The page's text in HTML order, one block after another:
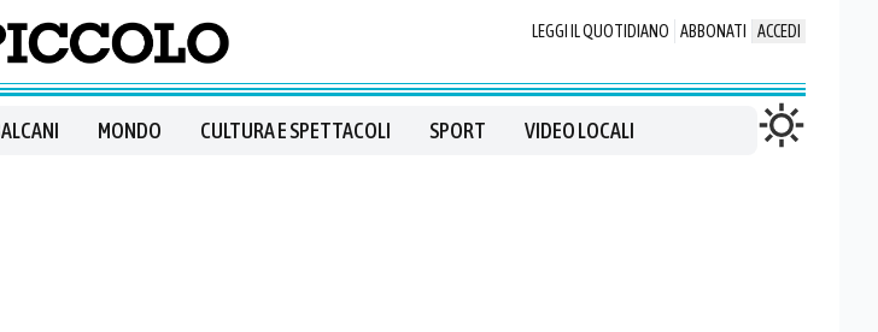
LEGGI IL QUOTIDIANO ABBONATI ACCEDI
MONDO CULTURA E SPETTACOLI SPORT VIDEO LOCALI